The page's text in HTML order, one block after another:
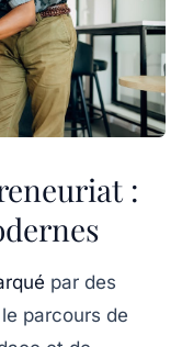
:
par des
parcours de